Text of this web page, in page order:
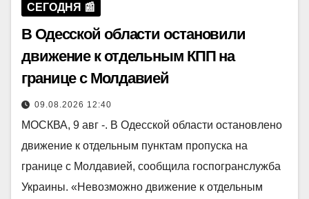
СЕГОДНЯ 📰
В Одесской области остановили
движение к отдельным КПП на
границе с Молдавией
09.08.2026 12:40
МОСКВА, 9 авг -. В Одесской области остановлено
движение к отдельным пунктам пропуска на
границе с Молдавией, сообщила госпогранслужба
Украины. «Невозможно движение к отдельным